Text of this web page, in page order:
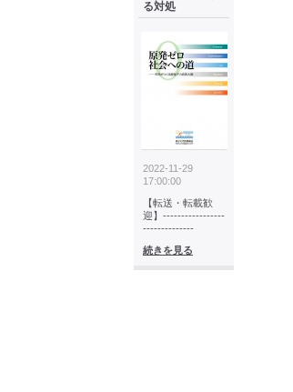
る対処
2022-11-29
17:00:00
【転送・転載歓
迎】-----------------
--------------
続きを見る